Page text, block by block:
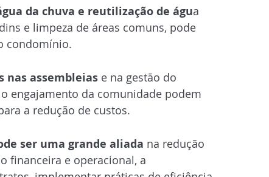
da chuva e reutilização de água
e limpeza de áreas comuns, pode
condomínio.
nas assembleias e na gestão do
engajamento da comunidade podem
a redução de custos.
ser uma grande aliada na redução
financeira e operacional, a